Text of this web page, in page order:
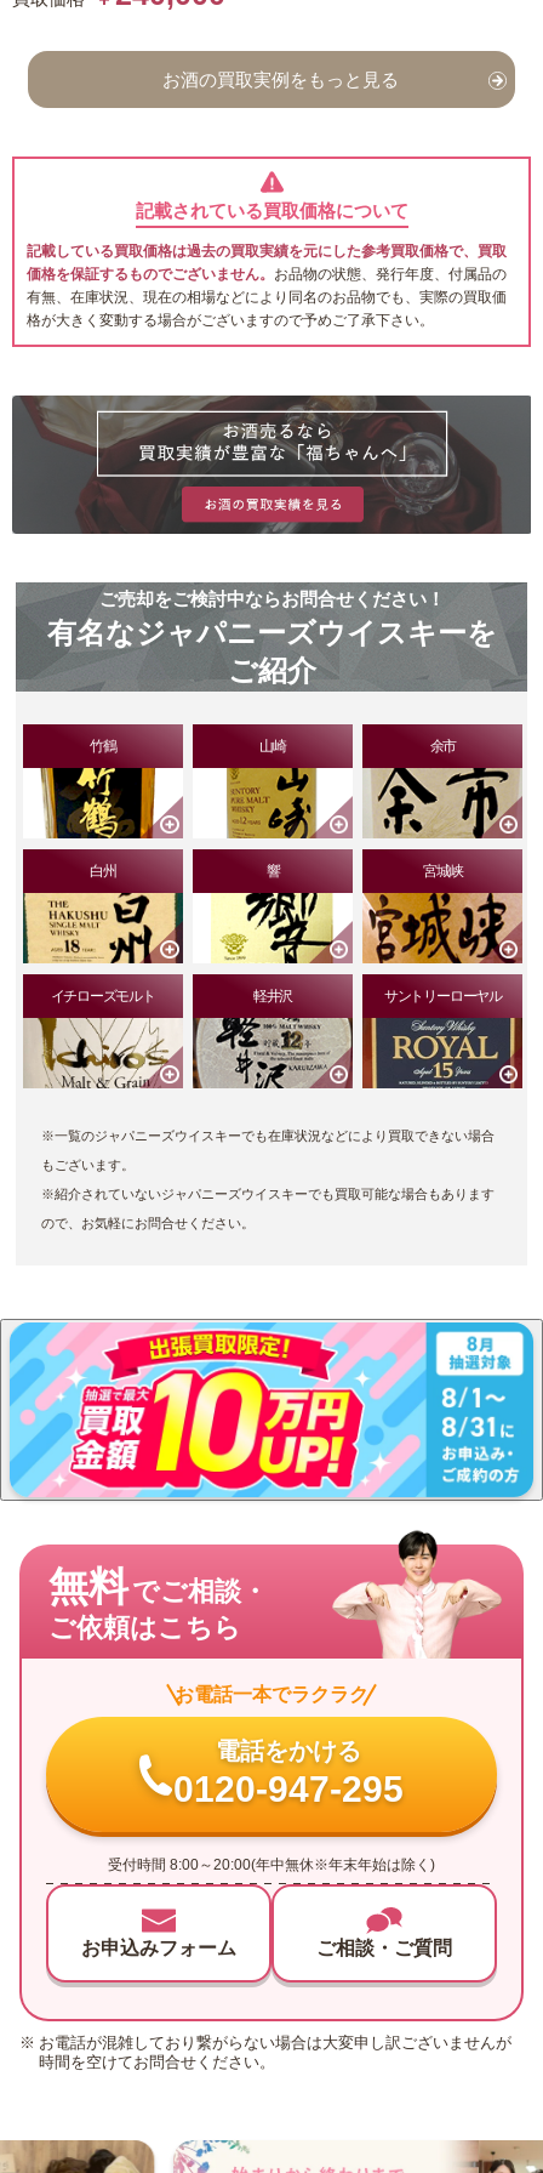
お酒の買取実例をもっと見る
記載されている買取価格について
記載している買取価格は過去の買取実績を元にした参考買取価格で、買取
価格を保証するものでございません。 お品物の状態、発行年度、付属品の
有無、在庫状況、現在の相場などにより同名のお品物でも、実際の買取価
格が大きく変動する場合がございますので予めご了承下さい。
ご売却をご検討中ならお問合せください！
有名なジャパニーズウイスキーを
ご紹介
竹鶴 山崎 余市
白州 響 宮城峡
イチローズモルト 軽井沢 サントリーローヤル
※一覧のジャパニーズウイスキーでも在庫状況などにより買取できない場合
もございます。
※紹介されていないジャパニーズウイスキーでも買取可能な場合もあります
ので、お気軽にお問合せください。
無料でご相談・
ご依頼はこちら
お電話一本でラクラク
電話をかける
0120-947-295
受付時間 8:00～20:00(年中無休※年末年始は除く)
お申込みフォーム ご相談・ご質問
お電話が混雑しており繋がらない場合は大変申し訳ございませんが
時間を空けてお問合せください。